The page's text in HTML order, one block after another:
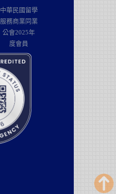
中華民國留學
服務商業同業
公會2025年
度會員